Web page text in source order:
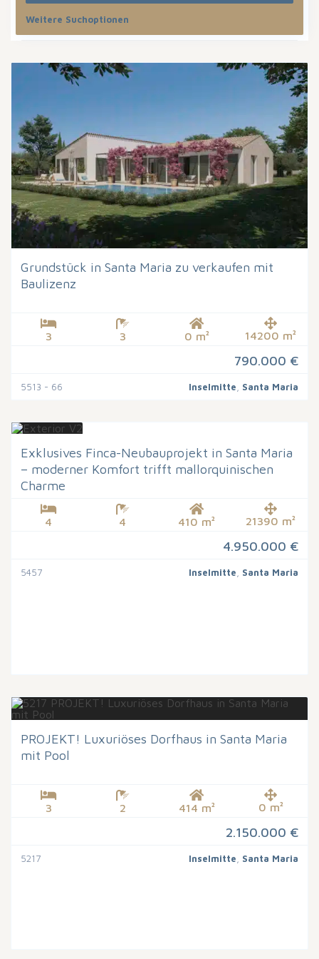
Weitere Suchoptionen
Sortiere nach
Grundstück in Santa Maria zu verkaufen mit
Baulizenz
3 3 0 m² 14200 m²
790.000 €
5513 - 66 Inselmitte Santa Maria
Exklusives Finca-Neubauprojekt in Santa Maria
– moderner Komfort trifft mallorquinischen
Charme
4 4 410 m² 21390 m²
4.950.000 €
5457 Inselmitte Santa Maria
PROJEKT! Luxuriöses Dorfhaus in Santa Maria
mit Pool
3 2 414 m² 0 m²
2.150.000 €
5217 Inselmitte Santa Maria